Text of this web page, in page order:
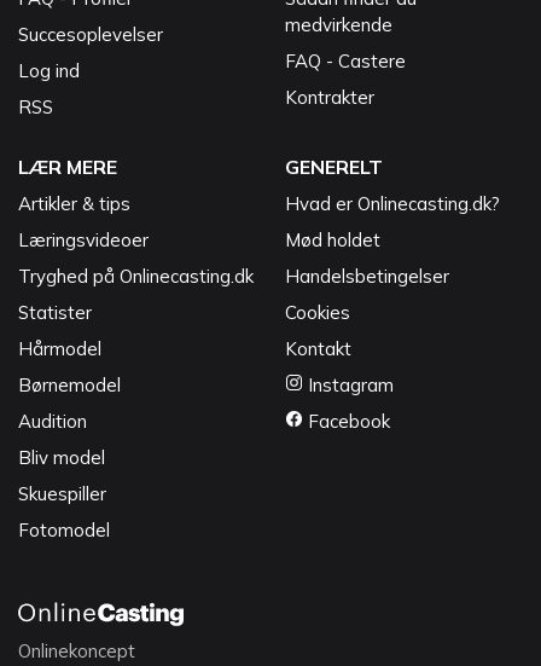
Succesoplevelser
Log ind
RSS
medvirkende
FAQ - Castere
Kontrakter
LÆR MERE
Artikler & tips
Læringsvideoer
Tryghed på Onlinecasting.dk
Statister
Hårmodel
Børnemodel
Audition
Bliv model
Skuespiller
Fotomodel
GENERELT
Hvad er Onlinecasting.dk?
Mød holdet
Handelsbetingelser
Cookies
Kontakt
Instagram
Facebook
Onlinekoncept